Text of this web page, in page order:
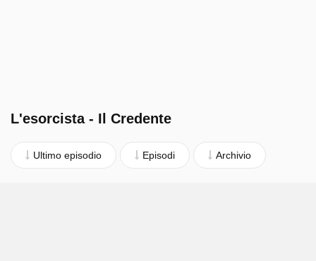
L'esorcista - Il Credente
Ultimo episodio Episodi Archivio